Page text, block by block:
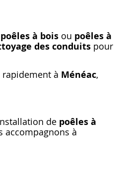
poêles à bois ou poêles à
des conduits pour
rapidement à Ménéac,
de poêles à
accompagnons à